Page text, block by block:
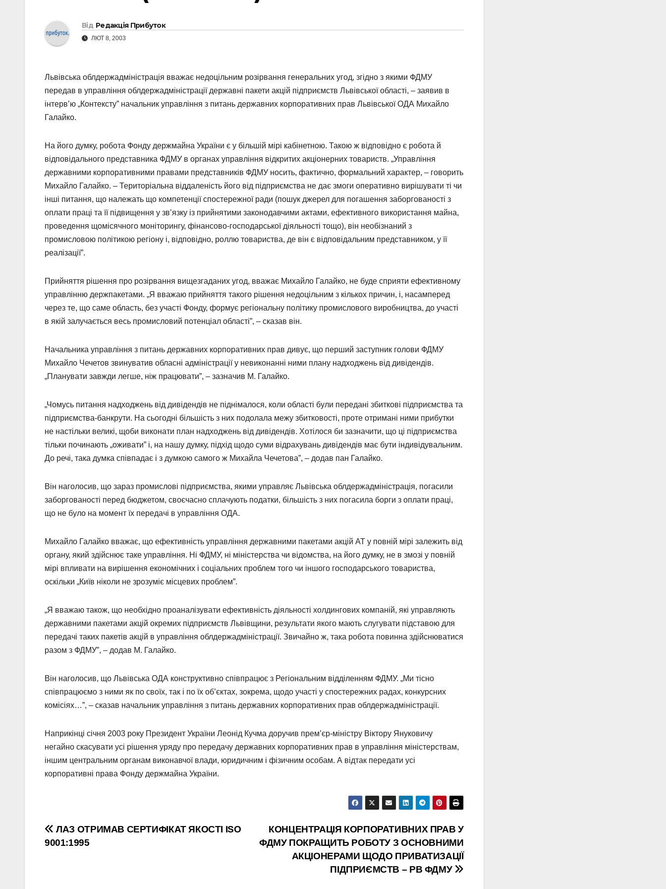
Від Редакція Прибуток
ЛЮТ 8, 2003
Львівська облдержадміністрація вважає недоцільним розірвання генеральних угод, згідно з якими ФДМУ
передав в управління облдержадміністрації державні пакети акцій підприємств Львівської області, – заявив в
інтерв’ю „Контексту” начальник управління з питань державних корпоративних прав Львівської ОДА Михайло
Галайко.
На його думку, робота Фонду держмайна України є у більшій мірі кабінетною. Такою ж відповідно є робота й
відповідального представника ФДМУ в органах управління відкритих акціонерних товариств. „Управління
державними корпоративними правами представників ФДМУ носить, фактично, формальний характер, – говорить
Михайло Галайко. – Територіальна віддаленість його від підприємства не дає змоги оперативно вирішувати ті чи
інші питання, що належать що компетенції спостережної ради (пошук джерел для погашення заборгованості з
оплати праці та її підвищення у зв’язку із прийнятими законодавчими актами, ефективного використання майна,
проведення щомісячного моніторингу, фінансово-господарської діяльності тощо), він необізнаний з
промисловою політикою регіону і, відповідно, роллю товариства, де він є відповідальним представником, у її
реалізації”.
Прийняття рішення про розірвання вищезгаданих угод, вважає Михайло Галайко, не буде сприяти ефективному
управлінню держпакетами. „Я вважаю прийняття такого рішення недоцільним з кількох причин, і, насамперед
через те, що саме область, без участі Фонду, формує регіональну політику промислового виробництва, до участі
в якій залучається весь промисловий потенціал області”, – сказав він.
Начальника управління з питань державних корпоративних прав дивує, що перший заступник голови ФДМУ
Михайло Чечетов звинуватив обласні адміністрації у невиконанні ними плану надходжень від дивідендів.
„Планувати завжди легше, ніж працювати”, – зазначив М. Галайко.
„Чомусь питання надходжень від дивідендів не піднімалося, коли області були передані збиткові підприємства та
підприємства-банкрути. На сьогодні більшість з них подолала межу збитковості, проте отримані ними прибутки
не настільки великі, щоби виконати план надходжень від дивідендів. Хотілося би зазначити, що ці підприємства
тільки починають „оживати” і, на нашу думку, підхід щодо суми відрахувань дивідендів має бути індивідувальним.
До речі, така думка співпадає і з думкою самого ж Михайла Чечетова”, – додав пан Галайко.
Він наголосив, що зараз промислові підприємства, якими управляє Львівська облдержадміністрація, погасили
заборгованості перед бюджетом, своєчасно сплачують податки, більшість з них погасила борги з оплати праці,
що не було на момент їх передачі в управління ОДА.
Михайло Галайко вважає, що ефективність управління державними пакетами акцій АТ у повній мірі залежить від
органу, який здійснює таке управління. Ні ФДМУ, ні міністерства чи відомства, на його думку, не в змозі у повній
мірі впливати на вирішення економічних і соціальних проблем того чи іншого господарського товариства,
оскільки „Київ ніколи не зрозуміє місцевих проблем”.
„Я вважаю також, що необхідно проаналізувати ефективність діяльності холдингових компаній, які управляють
державними пакетами акцій окремих підприємств Львівщини, результати якого мають слугувати підставою для
передачі таких пакетів акцій в управління облдержадміністрації. Звичайно ж, така робота повинна здійснюватися
разом з ФДМУ”, – додав М. Галайко.
Він наголосив, що Львівська ОДА конструктивно співпрацює з Регіональним відділенням ФДМУ. „Ми тісно
співпрацюємо з ними як по своїх, так і по їх об’єктах, зокрема, щодо участі у спостережних радах, конкурсних
комісіях…”, – сказав начальник управління з питань державних корпоративних прав облдержадміністрації.
Наприкінці січня 2003 року Президент України Леонід Кучма доручив прем’єр-міністру Віктору Януковичу
негайно скасувати усі рішення уряду про передачу державних корпоративних прав в управління міністерствам,
іншим центральним органам виконавчої влади, юридичним і фізичним особам. А відтак передати усі
корпоративні права Фонду держмайна України.
Навігація
КОНЦЕНТРАЦІЯ КОРПОРАТИВНИХ ПРАВ У
ФДМУ ПОКРАЩИТЬ РОБОТУ З ОСНОВНИМИ
АКЦІОНЕРАМИ ЩОДО ПРИВАТИЗАЦІЇ
ПІДПРИЄМСТВ – РВ ФДМУ
ЛАЗ ОТРИМАВ СЕРТИФІКАТ ЯКОСТІ ISO
9001:1995